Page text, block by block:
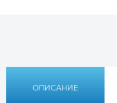
ОПИСАНИЕ